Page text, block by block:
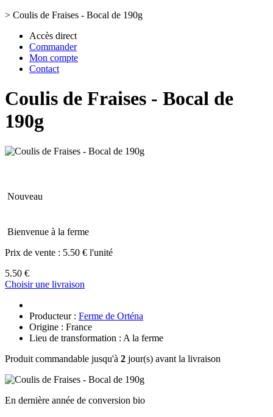
> Coulis de Fraises - Bocal de 190g
Accès direct
Commander
Mon compte
Contact
Coulis de Fraises - Bocal de
190g
Nouveau
Bienvenue à la ferme
Prix de vente : 5.50 € l'unité
5.50 €
Choisir une livraison
Producteur : Ferme de Orténa
Origine : France
Lieu de transformation : A la ferme
Produit commandable jusqu'à 2 jour(s) avant la livraison
En dernière année de conversion bio